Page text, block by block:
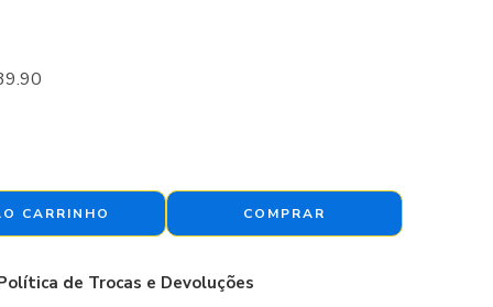
CARRINHO COMPRAR
de Trocas e Devoluções